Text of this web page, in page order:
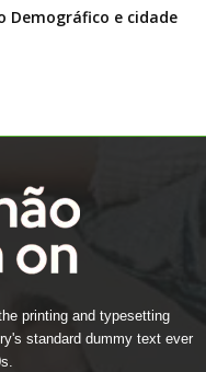
Demográfico e cidade
printing and typesetting
standard dummy text ever